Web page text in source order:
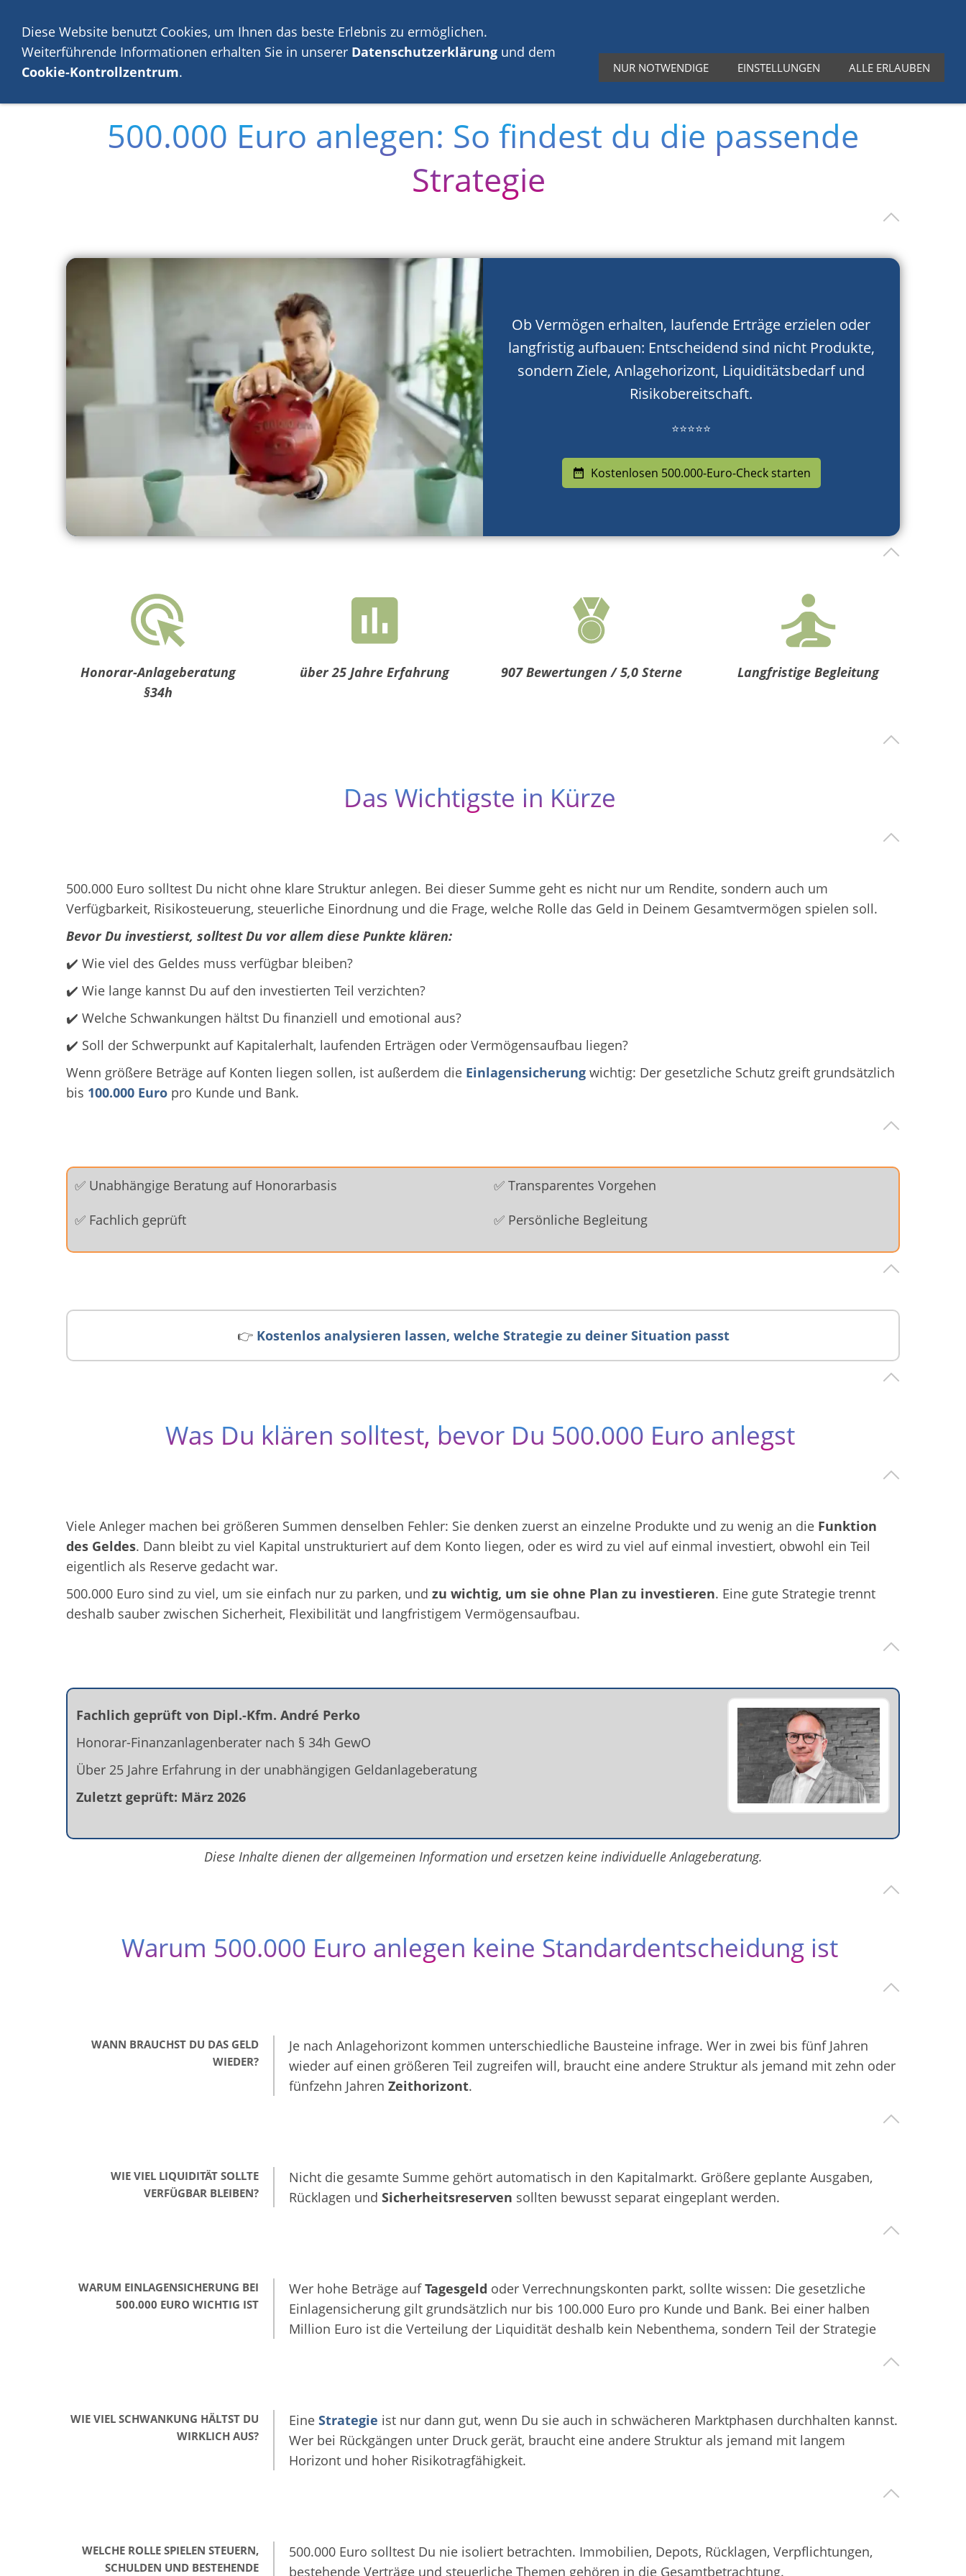
Absicherung Ratgeber Über uns Kontakt
500.000 Euro anlegen: So findest du die passende
Strategie
Ob Vermögen erhalten, laufende Erträge erzielen oder
langfristig aufbauen: Entscheidend sind nicht Produkte,
sondern Ziele, Anlagehorizont, Liquiditätsbedarf und
Risikobereitschaft.
⭐⭐⭐⭐⭐
Kostenlosen 500.000-Euro-Check starten
Honorar-Anlageberatung
§34h
über 25 Jahre Erfahrung 907 Bewertungen / 5,0 Sterne Langfristige Begleitung
Das Wichtigste in Kürze
500.000 Euro solltest Du nicht ohne klare Struktur anlegen. Bei dieser Summe geht es nicht nur um Rendite, sondern auch um
Verfügbarkeit, Risikosteuerung, steuerliche Einordnung und die Frage, welche Rolle das Geld in Deinem Gesamtvermögen spielen soll.
Bevor Du investierst, solltest Du vor allem diese Punkte klären:
✔️ Wie viel des Geldes muss verfügbar bleiben?
✔️ Wie lange kannst Du auf den investierten Teil verzichten?
✔️ Welche Schwankungen hältst Du finanziell und emotional aus?
✔️ Soll der Schwerpunkt auf Kapitalerhalt, laufenden Erträgen oder Vermögensaufbau liegen?
Wenn größere Beträge auf Konten liegen sollen, ist außerdem die Einlagensicherung wichtig: Der gesetzliche Schutz greift grundsätzlich
bis 100.000 Euro pro Kunde und Bank.
✅ Unabhängige Beratung auf Honorarbasis
✅ Fachlich geprüft
✅ Transparentes Vorgehen
✅ Persönliche Begleitung
👉 Kostenlos analysieren lassen, welche Strategie zu deiner Situation passt
Was Du klären solltest, bevor Du 500.000 Euro anlegst
Viele Anleger machen bei größeren Summen denselben Fehler: Sie denken zuerst an einzelne Produkte und zu wenig an die Funktion
des Geldes. Dann bleibt zu viel Kapital unstrukturiert auf dem Konto liegen, oder es wird zu viel auf einmal investiert, obwohl ein Teil
eigentlich als Reserve gedacht war.
500.000 Euro sind zu viel, um sie einfach nur zu parken, und zu wichtig, um sie ohne Plan zu investieren. Eine gute Strategie trennt
deshalb sauber zwischen Sicherheit, Flexibilität und langfristigem Vermögensaufbau.
Fachlich geprüft von Dipl.-Kfm. André Perko
Honorar-Finanzanlagenberater nach § 34h GewO
Über 25 Jahre Erfahrung in der unabhängigen Geldanlageberatung
Zuletzt geprüft: März 2026
Diese Inhalte dienen der allgemeinen Information und ersetzen keine individuelle Anlageberatung.
Warum 500.000 Euro anlegen keine Standardentscheidung ist
WANN BRAUCHST DU DAS GELD
WIEDER?
Je nach Anlagehorizont kommen unterschiedliche Bausteine infrage. Wer in zwei bis fünf Jahren
wieder auf einen größeren Teil zugreifen will, braucht eine andere Struktur als jemand mit zehn oder
fünfzehn Jahren Zeithorizont.
WIE VIEL LIQUIDITÄT SOLLTE
VERFÜGBAR BLEIBEN?
Nicht die gesamte Summe gehört automatisch in den Kapitalmarkt. Größere geplante Ausgaben,
Rücklagen und Sicherheitsreserven sollten bewusst separat eingeplant werden.
WARUM EINLAGENSICHERUNG BEI
500.000 EURO WICHTIG IST
Wer hohe Beträge aufTagesgeld oder Verrechnungskonten parkt, sollte wissen: Die gesetzliche
Einlagensicherung gilt grundsätzlich nur bis 100.000 Euro pro Kunde und Bank. Bei einer halben
Million Euro ist die Verteilung der Liquidität deshalb kein Nebenthema, sondern Teil der Strategie
WIE VIEL SCHWANKUNG HÄLTST DU
WIRKLICH AUS?
Eine Strategie ist nur dann gut, wenn Du sie auch in schwächeren Marktphasen durchhalten kannst.
Wer bei Rückgängen unter Druck gerät, braucht eine andere Struktur als jemand mit langem
Horizont und hoher Risikotragfähigkeit.
WELCHE ROLLE SPIELEN STEUERN,
SCHULDEN UND BESTEHENDE
500.000 Euro solltest Du nie isoliert betrachten. Immobilien, Depots, Rücklagen, Verpflichtungen,
bestehende Verträge und steuerliche Themen gehören in die Gesamtbetrachtung.
Diese Website benutzt Cookies, um Ihnen das beste Erlebnis zu ermöglichen.
Weiterführende Informationen erhalten Sie in unserer Datenschutzerklärung und dem
Cookie-Kontrollzentrum. NUR NOTWENDIGE EINSTELLUNGEN ALLE ERLAUBEN